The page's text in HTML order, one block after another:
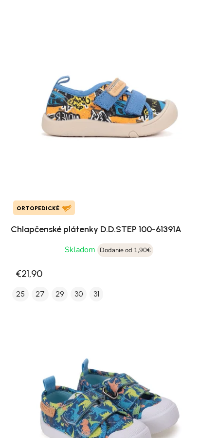
ORTOPEDICKÉ
Chlapčenské plátenky D.D.STEP 100-61391A
Skladom
Dodanie od 1,90€
€21,90
25 27 29 30 31